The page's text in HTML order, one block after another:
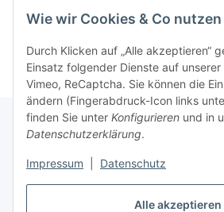
Alle akzeptieren
Wie wir Cookies & Co nutzen
Durch Klicken auf „Alle akzeptieren“
Einsatz folgender Dienste auf unserer
Vimeo, ReCaptcha. Sie können die
ändern (Fingerabdruck-Icon links
finden Sie unter Konfigurieren und in
Datenschutzerklärung.
Impressum Datenschutz
Gesetzliche Informationen